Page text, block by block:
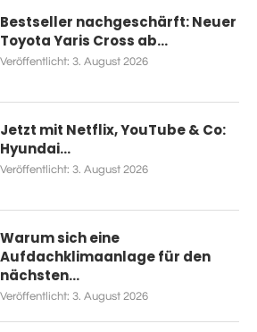
Bestseller nachgeschärft: Neuer
Toyota Yaris Cross ab...
Veröffentlicht: 3. August 2026
Jetzt mit Netflix, YouTube & Co:
Hyundai...
Veröffentlicht: 3. August 2026
Warum sich eine
Aufdachklimaanlage für den
nächsten...
Veröffentlicht: 3. August 2026